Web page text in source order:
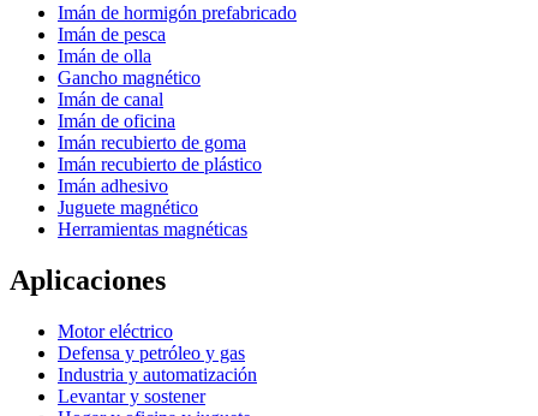
Imán de hormigón prefabricado
Imán de pesca
Imán de olla
Gancho magnético
Imán de canal
Imán de oficina
Imán recubierto de goma
Imán recubierto de plástico
Imán adhesivo
Juguete magnético
Herramientas magnéticas
Aplicaciones
Motor eléctrico
Defensa y petróleo y gas
Industria y automatización
Levantar y sostener